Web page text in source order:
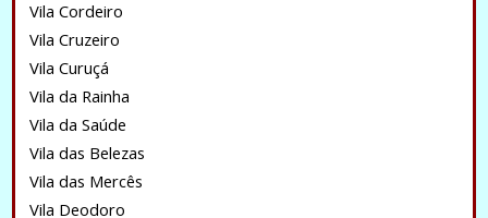
Vila Cordeiro
Vila Cruzeiro
Vila Curuçá
Vila da Rainha
Vila da Saúde
Vila das Belezas
Vila das Mercês
Vila Deodoro